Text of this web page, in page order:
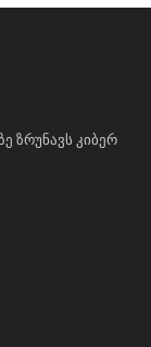
ზრუნავს კიბერ